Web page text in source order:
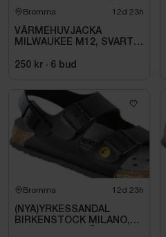
Bromma 12d 23h
VÄRMEHUVJACKA
MILWAUKEE M12, SVART
250 kr · 6 bud
Bromma 12d 23h
(NYA)YRKESSANDAL
BIRKENSTOCK MILANO,